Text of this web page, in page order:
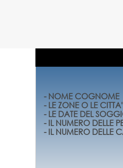
- NOME COGNOME
- LE ZONE O LE
- LE DATE DEL
- IL NUMERO DELLE
- IL NUMERO DELLE